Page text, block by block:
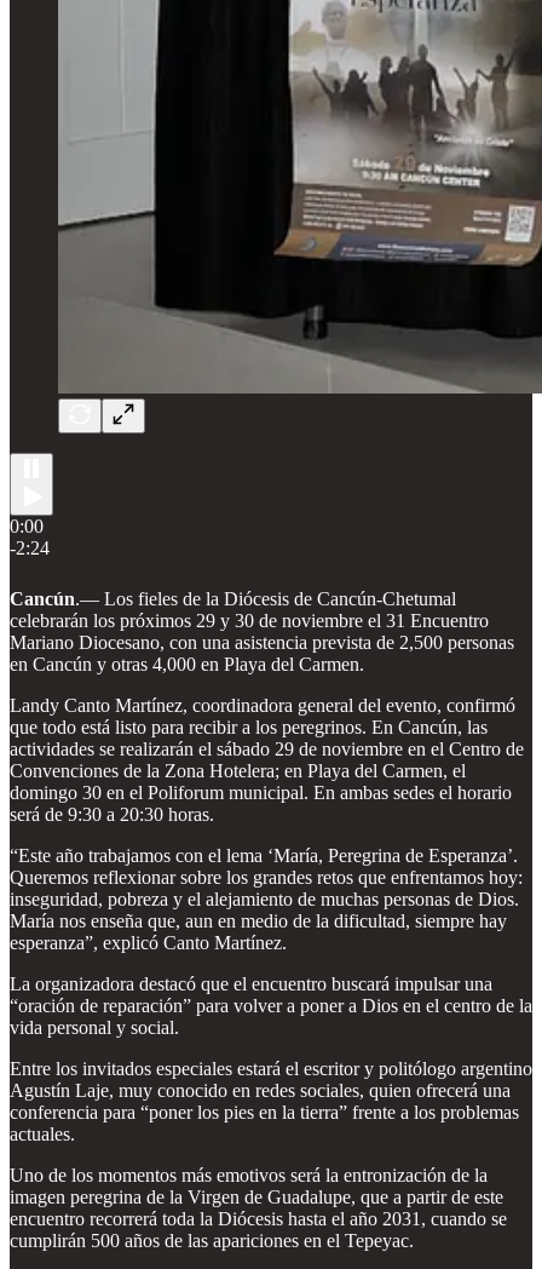
0:00
-2:24
Cancún.— Los fieles de la Diócesis de Cancún-Chetumal
celebrarán los próximos 29 y 30 de noviembre el 31 Encuentro
Mariano Diocesano, con una asistencia prevista de 2,500 personas
en Cancún y otras 4,000 en Playa del Carmen.
Landy Canto Martínez, coordinadora general del evento, confirmó
que todo está listo para recibir a los peregrinos. En Cancún, las
actividades se realizarán el sábado 29 de noviembre en el Centro de
Convenciones de la Zona Hotelera; en Playa del Carmen, el
domingo 30 en el Poliforum municipal. En ambas sedes el horario
será de 9:30 a 20:30 horas.
“Este año trabajamos con el lema ‘María, Peregrina de Esperanza’.
Queremos reflexionar sobre los grandes retos que enfrentamos hoy:
inseguridad, pobreza y el alejamiento de muchas personas de Dios.
María nos enseña que, aun en medio de la dificultad, siempre hay
esperanza”, explicó Canto Martínez.
La organizadora destacó que el encuentro buscará impulsar una
“oración de reparación” para volver a poner a Dios en el centro de la
vida personal y social.
Entre los invitados especiales estará el escritor y politólogo argentino
Agustín Laje, muy conocido en redes sociales, quien ofrecerá una
conferencia para “poner los pies en la tierra” frente a los problemas
actuales.
Uno de los momentos más emotivos será la entronización de la
imagen peregrina de la Virgen de Guadalupe, que a partir de este
encuentro recorrerá toda la Diócesis hasta el año 2031, cuando se
cumplirán 500 años de las apariciones en el Tepeyac.